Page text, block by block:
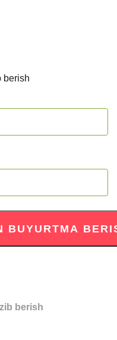
berish
berish